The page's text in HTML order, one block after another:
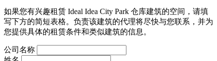
如果您有兴趣租赁 Ideal Idea City Park 仓库建筑的空间，请填
写下方的简短表格。负责该建筑的代理将尽快与您联系，并为
您提供具体的租赁条件和类似建筑的信息。
公司名称